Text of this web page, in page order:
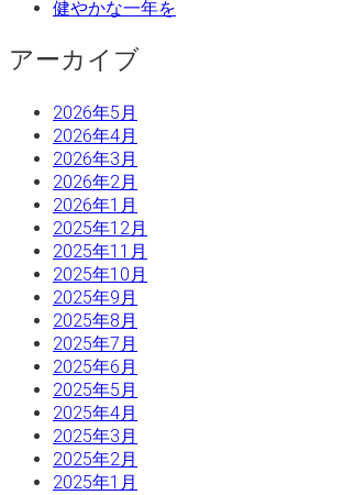
健やかな一年を
アーカイブ
2026年5月
2026年4月
2026年3月
2026年2月
2026年1月
2025年12月
2025年11月
2025年10月
2025年9月
2025年8月
2025年7月
2025年6月
2025年5月
2025年4月
2025年3月
2025年2月
2025年1月